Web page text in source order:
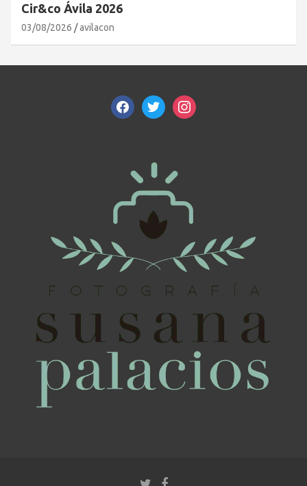
Cir&co Ávila 2026
03/08/2026 avilacon
facebooktwitterinstagram